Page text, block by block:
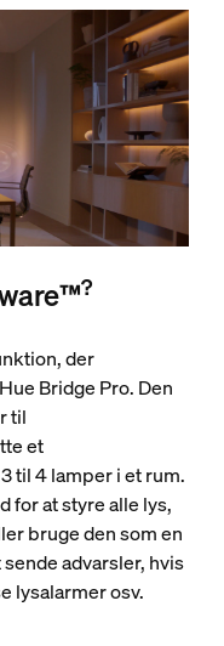
?
der
Bridge Pro. Den
til
et
til 4 lamper i et rum.
for at styre alle lys,
bruge den som en
advarsler, hvis
lysalarmer osv.